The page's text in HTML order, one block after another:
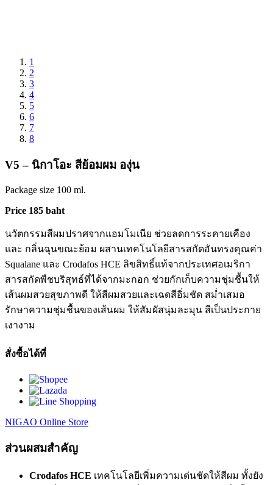
1
2
3
4
5
6
7
8
V5 – นิกาโอะ สีย้อมผม องุ่น
Package size 100 ml.
Price 185 baht
นวัตกรรมสีผมปราศจากแอมโมเนีย ช่วยลดการระคายเคือง
และ กลิ่นฉุนขณะย้อม ผสานเทคโนโลยีสารสกัดอันทรงคุณค่า
Squalane และ Crodafos HCE ลิขสิทธิ์แท้จากประเทศอเมริกา
สารสกัดพืชบริสุทธ์ที่ได้จากมะกอก ช่วยกักเก็บความชุ่มชื้นให้
เส้นผมสวยสุขภาพดี ให้สีผมสวยและเฉดสีอิ่มชัด สม่ำเสมอ
รักษาความชุ่มชื้นของเส้นผม ให้สัมผัสนุ่มละมุน สีเป็นประกาย
เงางาม
สั่งซื้อได้ที่
NIGAO Online Store
ส่วนผสมสำคัญ
Crodafos HCE เทคโนโลยีเพิ่มความเด่นชัดให้สีผม ทั้งยัง